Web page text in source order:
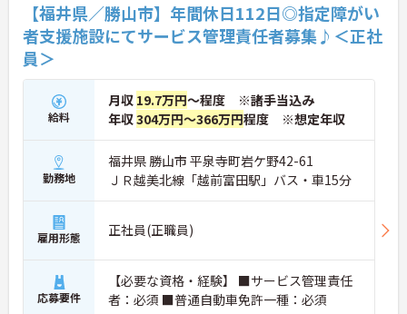
【福井県／勝山市】年間休日112日◎指定障がい
者支援施設にてサービス管理責任者募集♪＜正社
員＞
給料
月収 19.7万円～程度 ※諸手当込み
年収304万円～366万円程度 ※想定年収
勤務地
福井県 勝山市 平泉寺町岩ケ野42-61
ＪＲ越美北線「越前富田駅」バス・車15分
雇用形態 正社員(正職員)
応募要件
【必要な資格・経験】 ■サービス管理責任
者：必須 ■普通自動車免許一種：必須